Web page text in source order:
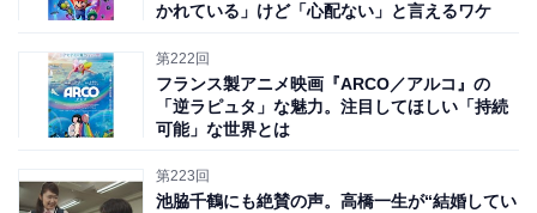
かれている」けど「心配ない」と言えるワケ
第222回
フランス製アニメ映画『ARCO／アルコ』の
「逆ラピュタ」な魅力。注目してほしい「持続
可能」な世界とは
第223回
池脇千鶴にも絶賛の声。高橋一生が“結婚してい